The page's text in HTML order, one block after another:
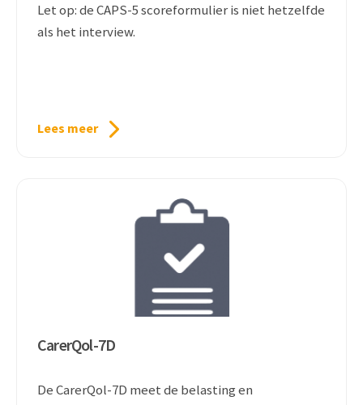
Let op: de CAPS-5 scoreformulier is niet hetzelfde
als het interview.
Lees meer
CarerQol-7D
De CarerQol-7D meet de belasting en